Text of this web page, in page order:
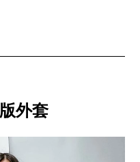
外套